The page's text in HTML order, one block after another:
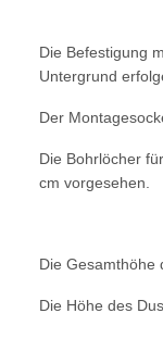
Die Befestigung
Untergrund
Der
Die Bohrlöcher
cm vorgesehen.
Die Gesamthöhe
Die Höhe des